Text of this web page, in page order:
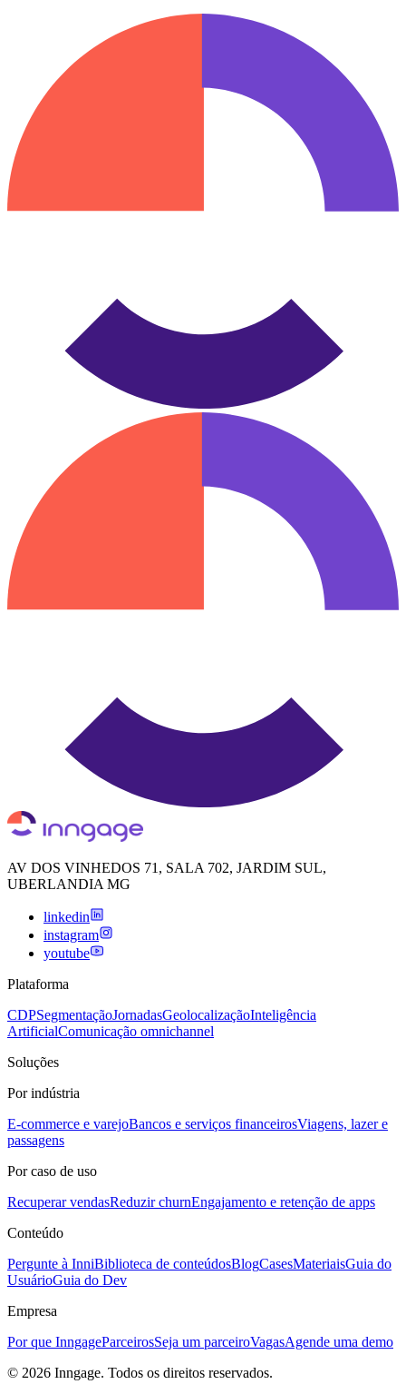
AV DOS VINHEDOS 71, SALA 702, JARDIM SUL,
UBERLANDIA MG
linkedin
instagram
youtube
Plataforma
CDPSegmentaçãoJornadasGeolocalizaçãoInteligência
ArtificialComunicação omnichannel
Soluções
Por indústria
E-commerce e varejoBancos e serviços financeirosViagens, lazer e
passagens
Por caso de uso
Recuperar vendasReduzir churnEngajamento e retenção de apps
Conteúdo
Pergunte à InniBiblioteca de conteúdosBlogCasesMateriaisGuia do
UsuárioGuia do Dev
Empresa
Por que InngageParceirosSeja um parceiroVagasAgende uma demo
© 2026 Inngage. Todos os direitos reservados.